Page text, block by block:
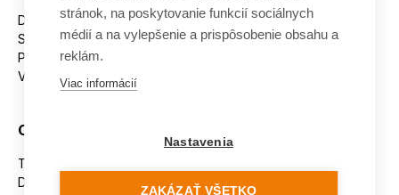
Dostupnosť tovaru
Spracovanie osobných údajov
Platba
Výmena a vrátenie tovaru
Ostatné
Tabuľka veľkostí
Doporučená dĺžka lyží
stránok, na poskytovanie funkcií sociálnych
médií a na vylepšenie a prispôsobenie obsahu a
reklám.
Viac informácií
Nastavenia
ZAKÁZAŤ VŠETKO